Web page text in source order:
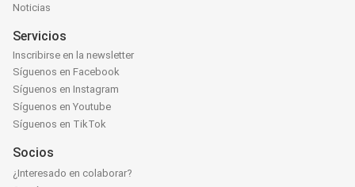
Noticias
Servicios
Inscribirse en la newsletter
Síguenos en Facebook
Síguenos en Instagram
Síguenos en Youtube
Síguenos en TikTok
Socios
¿Interesado en colaborar?